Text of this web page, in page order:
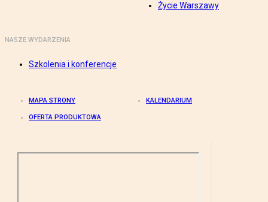
Życie Warszawy
NASZE WYDARZENIA
Szkolenia i konferencje
MAPA STRONY KALENDARIUM
OFERTA PRODUKTOWA